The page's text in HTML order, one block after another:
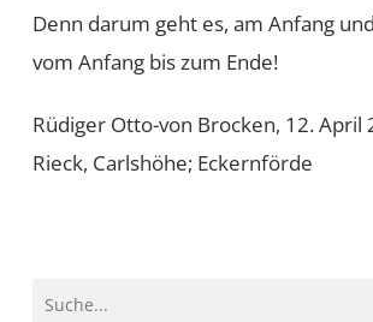
Denn darum geht es, am Anfang
vom Anfang bis zum Ende!
Rüdiger Otto-von Brocken, 12. April
Rieck, Carlshöhe; Eckernförde